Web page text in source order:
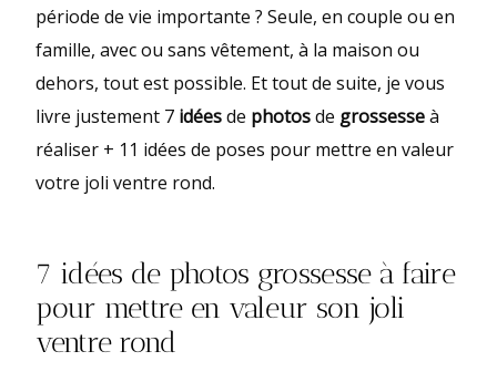
période de vie importante ? Seule, en couple ou en
famille, avec ou sans vêtement, à la maison ou
dehors, tout est possible. Et tout de suite, je vous
livre justement 7 idéesde photosde grossesseà
réaliser + 11 idées de poses pour mettre en valeur
votre joli ventre rond.
7 idées de photos grossesse à faire
pour mettre en valeur son joli
ventre rond